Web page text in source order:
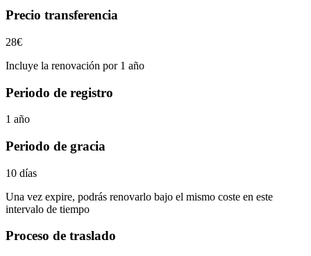
Precio transferencia
28€
Incluye la renovación por 1 año
Periodo de registro
1 año
Periodo de gracia
10 días
Una vez expire, podrás renovarlo bajo el mismo coste en este
intervalo de tiempo
Proceso de traslado